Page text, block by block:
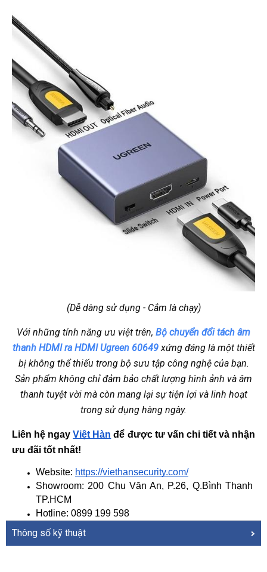
(Dễ dàng sử dụng - Cắm là chạy)
Với những tính năng ưu việt trên, Bộ chuyển đổi tách âm
thanh HDMI ra HDMI Ugreen 60649xứng đáng là một thiết
bị không thể thiếu trong bộ sưu tập công nghệ của bạn.
Sản phẩm không chỉ đảm bảo chất lượng hình ảnh và âm
thanh tuyệt vời mà còn mang lại sự tiện lợi và linh hoạt
trong sử dụng hàng ngày.
Liên hệ ngay Việt Hàn để được tư vấn chi tiết và nhận
ưu đãi tốt nhất!
Website: https://viethansecurity.com/
Showroom: 200 Chu Văn An, P.26, Q.Bình Thạnh
TP.HCM
Hotline: 0899 199 598
Thông số kỹ thuật